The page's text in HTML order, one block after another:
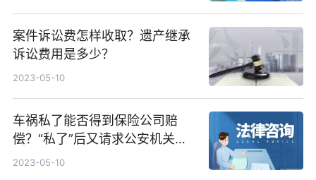
案件诉讼费怎样收取？遗产继承
诉讼费用是多少？
2023-05-10
车祸私了能否得到保险公司赔
偿？“私了”后又请求公安机关处
理的会立案吗？
2023-05-10